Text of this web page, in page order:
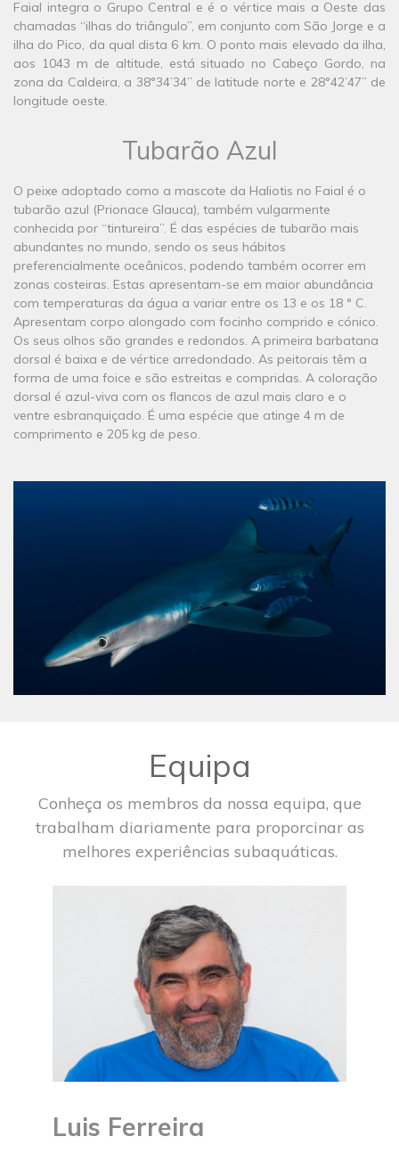
Faial integra o Grupo Central e é o vértice mais a Oeste das
chamadas “ilhas do triângulo”, em conjunto com São Jorge e a
ilha do Pico, da qual dista 6 km. O ponto mais elevado da ilha,
aos 1043 m de altitude, está situado no Cabeço Gordo, na
zona da Caldeira, a 38°34’34’’ de latitude norte e 28°42’47’’ de
longitude oeste.
​Tubarão Azul
O peixe adoptado como a mascote da Haliotis no Faial é o
tubarão azul (Prionace Glauca), também vulgarmente
conhecida por “tintureira”. É das espécies de tubarão mais
abundantes no mundo, sendo os seus hábitos
preferencialmente oceânicos, podendo também ocorrer em
zonas costeiras. Estas apresentam-se em maior abundância
com temperaturas da água a variar entre os 13 e os 18 ° C.
Apresentam corpo alongado com focinho comprido e cónico.
Os seus olhos são grandes e redondos. A primeira barbatana
dorsal é baixa e de vértice arredondado. As peitorais têm a
forma de uma foice e são estreitas e compridas. A coloração
dorsal é azul-viva com os flancos de azul mais claro e o
ventre esbranquiçado. É uma espécie que atinge 4 m de
comprimento e 205 kg de peso.
Equipa
Conheça os membros da nossa equipa, que
trabalham diariamente para proporcinar as
melhores experiências subaquáticas.
Luis Ferreira